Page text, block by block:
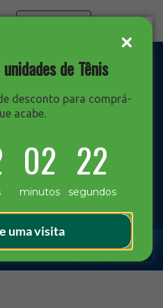
de Tênis
desconto para comprá-
acabe.
02
minutos
21
segundos
uma visita